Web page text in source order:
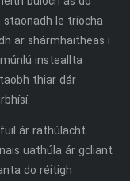
le tríocha
ar shármhaitheas i
insteallta
thiar dár
ár rathúlacht
uathúla ár gcliant
do réitigh